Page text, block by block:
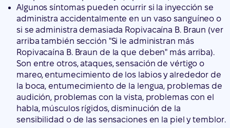
Son entre otros, ataques, sensación de vértigo o
mareo, entumecimiento de los labios y alrededor de
la boca, entumecimiento de la lengua, problemas de
audición, problemas con la vista, problemas con el
habla, músculos rígidos, disminución de la
sensibilidad o de las sensaciones en la piel y temblor.
Raras (pueden afectar hasta 1 persona de cada 1000)
Ataque cardíaco (parada del corazón).
Latido del corazón irregular (arritmia).